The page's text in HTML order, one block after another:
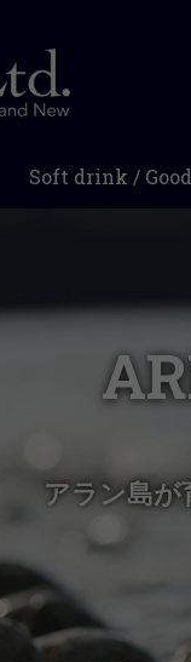
Soft drink /
アラン島